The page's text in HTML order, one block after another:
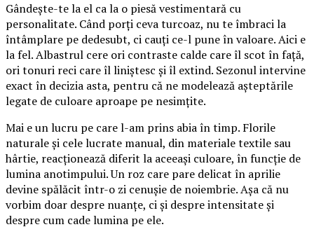
Gândește-te la el ca la o piesă vestimentară cu
personalitate. Când porți ceva turcoaz, nu te îmbraci la
întâmplare pe dedesubt, ci cauți ce-l pune în valoare. Aici e
la fel. Albastrul cere ori contraste calde care îl scot în față,
ori tonuri reci care îl liniștesc și îl extind. Sezonul intervine
exact în decizia asta, pentru că ne modelează așteptările
legate de culoare aproape pe nesimțite.
Mai e un lucru pe care l-am prins abia în timp. Florile
naturale și cele lucrate manual, din materiale textile sau
hârtie, reacționează diferit la aceeași culoare, în funcție de
lumina anotimpului. Un roz care pare delicat în aprilie
devine spălăcit într-o zi cenușie de noiembrie. Așa că nu
vorbim doar despre nuanțe, ci și despre intensitate și
despre cum cade lumina pe ele.